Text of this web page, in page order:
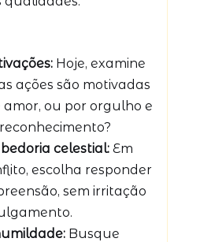
Hoje, examine
ações são motivadas
ou por orgulho e
celestial: Em
escolha responder
sem irritação
Busque